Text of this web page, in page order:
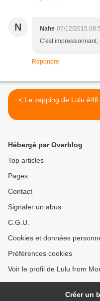
N Nahe 07/12/2015
C'est
Répondre
< Le zapping de Lulu #46
Hébergé par Overblog
Top articles
Pages
Contact
Signaler un abus
C.G.U.
Cookies et données
Préférences cookies
Voir le profil de Lulu from
Créer un